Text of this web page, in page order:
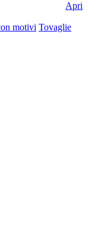
Apri
motivi Tovaglie